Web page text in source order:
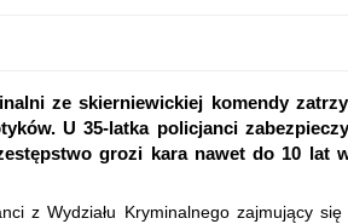
ze skierniewickiej komendy
U 35-latka policjanci
grozi kara nawet do 10 lat
z Wydziału Kryminalnego zajmujący